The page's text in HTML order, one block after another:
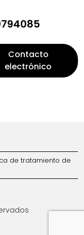
Contacto
electrónico
de tratamiento de